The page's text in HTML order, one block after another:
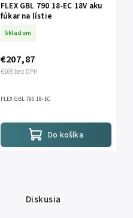
FLEX GBL 790 18-EC 18V aku
fúkar na lístie
Skladom
€169 bez DPH
€207,87
Do košíka
FLEX GBL 790 18-EC
Diskusia